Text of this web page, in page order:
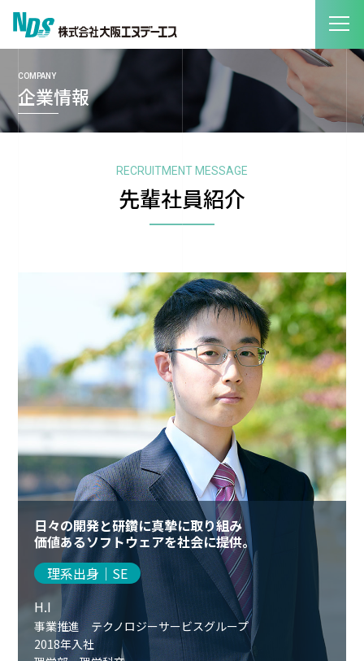
COMPANY
企業情報
RECRUITMENT MESSAGE
先輩社員紹介
日々の開発と研鑽に真摯に取り組み
価値あるソフトウェアを社会に提供。
理系出身｜SE
H.I
事業推進 テクノロジーサービスグループ
2018年入社